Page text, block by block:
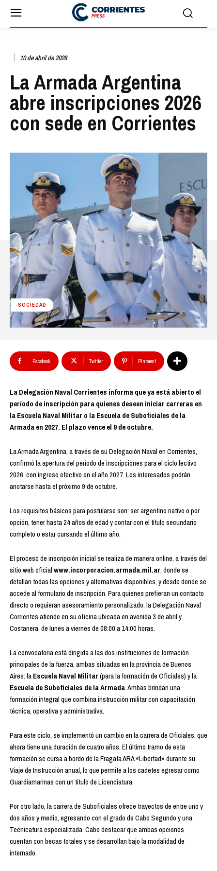
10 de abril de 2026
La Armada Argentina
abre inscripciones 2026
con sede en Corrientes
SOCIEDAD
Facebook Twitter Pinterest
La Delegación Naval Corrientes informa que ya está abierto el
período de inscripción para quienes deseen iniciar carreras en
la Escuela Naval Militar o la Escuela de Suboficiales de la
Armada en 2027. El plazo vence el 9 de octubre.
La Armada Argentina, a través de su Delegación Naval en Corrientes,
confirmó la apertura del período de inscripciones para el ciclo lectivo
2026, con ingreso efectivo en el año 2027. Los interesados podrán
anotarse hasta el próximo 9 de octubre.
Los requisitos básicos para postularse son: ser argentino nativo o por
opción, tener hasta 24 años de edad y contar con el título secundario
completo o estar cursando el último año.
El proceso de inscripción inicial se realiza de manera online, a través del
sitio web oficialwww.incorporacion.armada.mil.ar, donde se
detallan todas las opciones y alternativas disponibles, y desde donde se
accede al formulario de inscripción. Para quienes prefieran un contacto
directo o requieran asesoramiento personalizado, la Delegación Naval
Corrientes atiende en su oficina ubicada en avenida 3 de abril y
Costanera, de lunes a viernes de 08:00 a 14:00 horas.
La convocatoria está dirigida a las dos instituciones de formación
principales de la fuerza, ambas situadas en la provincia de Buenos
Aires: laEscuela Naval Militar(para la formación de Oficiales) y la
Escuela de Suboficiales de la Armada. Ambas brindan una
formación integral que combina instrucción militar con capacitación
técnica, operativa y administrativa.
Para este ciclo, se implementó un cambio en la carrera de Oficiales, que
ahora tiene una duración de cuatro años. El último tramo de esta
formación se cursa a bordo de la Fragata ARA «Libertad» durante su
Viaje de Instrucción anual, lo que permite a los cadetes egresar como
Guardiamarinas con un título de Licenciatura.
Por otro lado, la carrera de Suboficiales ofrece trayectos de entre uno y
dos años y medio, egresando con el grado de Cabo Segundo y una
Tecnicatura especializada. Cabe destacar que ambas opciones
cuentan con becas totales y se desarrollan bajo la modalidad de
internado.